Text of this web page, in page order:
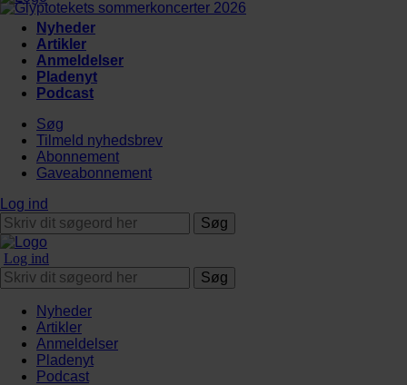
Nyheder
Artikler
Anmeldelser
Pladenyt
Podcast
Søg
Tilmeld nyhedsbrev
Abonnement
Gaveabonnement
Log ind
Søg
Log ind
Søg
Nyheder
Artikler
Anmeldelser
Pladenyt
Podcast